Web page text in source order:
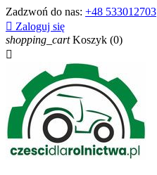
Zadzwoń do nas: +48 533012703
 Zaloguj się
shopping_cart Koszyk (0)
